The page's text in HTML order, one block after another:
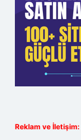
Reklam ve İletişim: